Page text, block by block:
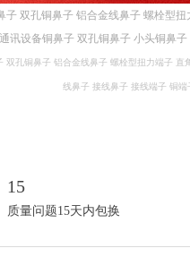
子 双孔铜鼻子 铝合金线鼻子 螺栓型扭
通讯设备铜鼻子 双孔铜鼻子 小头铜鼻子
双孔铜鼻子 铝合金线鼻子 螺栓型扭力端子 直
线鼻子 接线鼻子 接线端子 铜端
15
质量问题15天内包换